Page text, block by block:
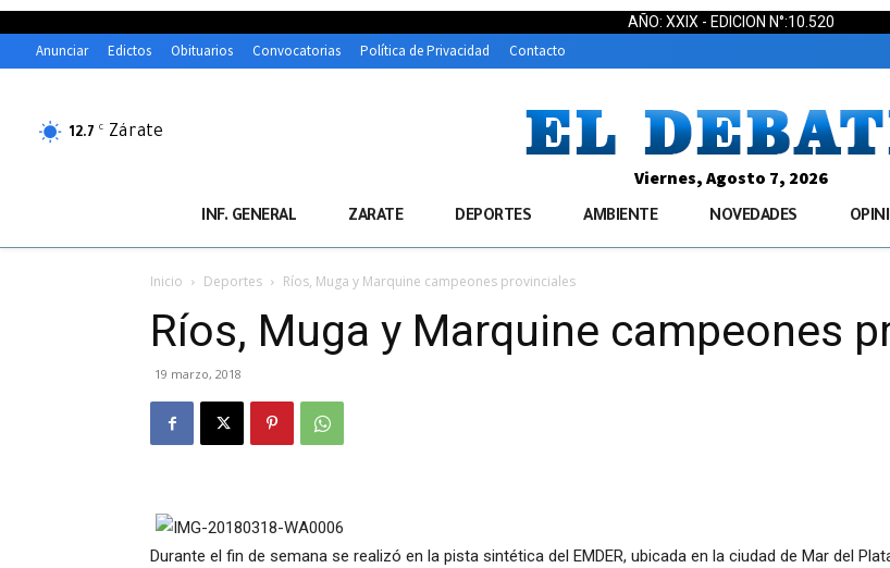
AÑO: XXIX - EDICION N°:10.520
Anunciar Edictos Obituarios Convocatorias Política de Privacidad Contacto
12.7 C Zárate
Viernes, Agosto 7, 2026
INF. GENERAL ZARATE DEPORTES AMBIENTE NOVEDADES
Inicio Deportes Ríos, Muga y Marquine campeones provinciales
Ríos, Muga y Marquine campeones
19 marzo, 2018
Durante el fin de semana se realizó en la pista sintética del EMDER, ubicada en la ciudad de Mar del